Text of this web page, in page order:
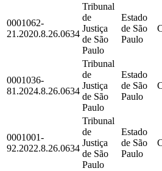
0001062-
21.2020.8.26.0634
Tribunal
de
Justiça
de São
Paulo
Estado
de São
Paulo
0001036-
81.2024.8.26.0634
Tribunal
de
Justiça
de São
Paulo
Estado
de São
Paulo
0001001-
92.2022.8.26.0634
Tribunal
de
Justiça
de São
Paulo
Estado
de São
Paulo